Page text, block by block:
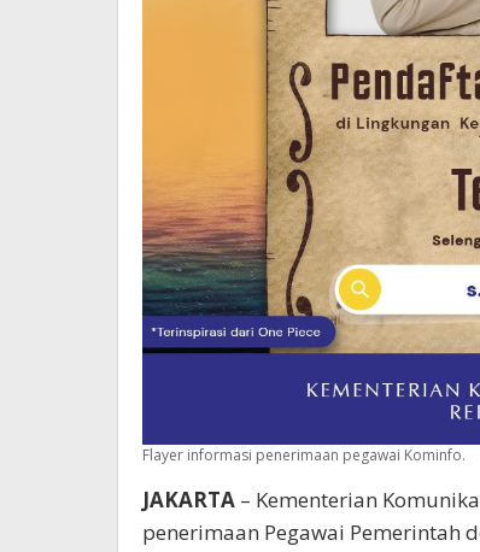
Flayer informasi penerimaan pegawai Kominfo.
JAKARTA – Kementerian
penerimaan Pegawai Pemerintah